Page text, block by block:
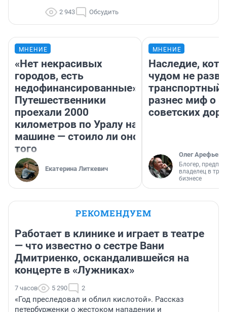
2 943 Обсудить
МНЕНИЕ
«Нет некрасивых
городов, есть
недофинансированные».
Путешественники
проехали 2000
километров по Уралу на
машине — стоило ли оно
того
Екатерина Литкевич
МНЕНИЕ
Наследие,
чудом не
транспортный
разнес миф о
советских
Олег Арефьев
Блогер,
владелец в
бизнесе
РЕКОМЕНДУЕМ
Работает в клинике и играет в театре
— что известно о сестре Вани
Дмитриенко, оскандалившейся на
концерте в «Лужниках»
7 часов 5 290 2
«Год преследовал и облил кислотой». Рассказ
петербурженки о жестоком нападении и